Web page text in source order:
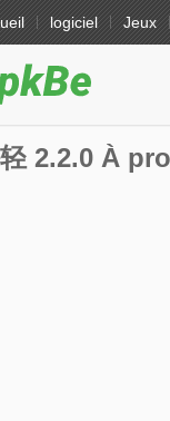
logiciel Jeux
2.2.0 À